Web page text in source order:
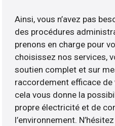
Ainsi, vous n’avez pas
des procédures
prenons en charge pour
choisissez nos services,
soutien complet et sur
raccordement efficace
cela vous donne la
propre électricité et de
l’environnement.